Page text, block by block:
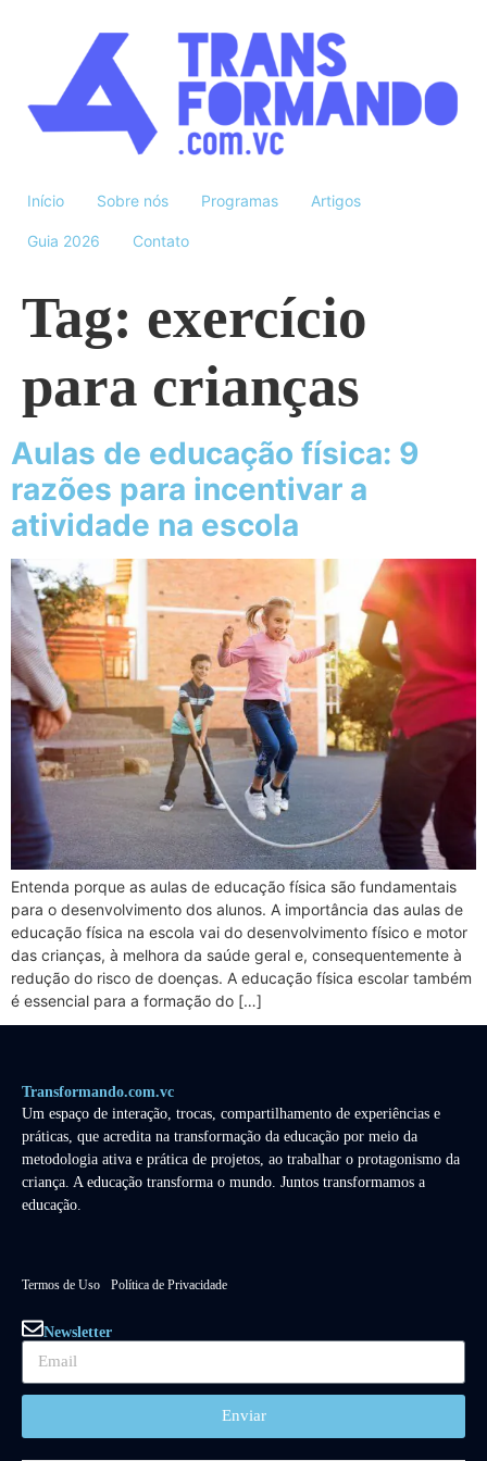
Início Sobre nós Programas Artigos
Guia 2026 Contato
Tag: exercício
para crianças
Aulas de educação física: 9
razões para incentivar a
atividade na escola
Entenda porque as aulas de educação física são fundamentais
para o desenvolvimento dos alunos. A importância das aulas de
educação física na escola vai do desenvolvimento físico e motor
das crianças, à melhora da saúde geral e, consequentemente à
redução do risco de doenças. A educação física escolar também
é essencial para a formação do […]
Transformando.com.vc
Um espaço de interação, trocas, compartilhamento de experiências e
práticas, que acredita na transformação da educação por meio da
metodologia ativa e prática de projetos, ao trabalhar o protagonismo da
criança. A educação transforma o mundo. Juntos transformamos a
educação.
Termos de Uso Política de Privacidade
Newsletter
Enviar